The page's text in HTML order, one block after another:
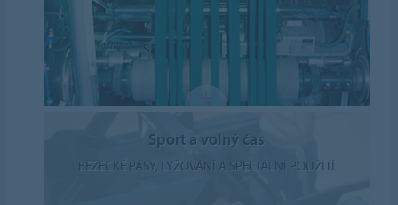
Sport a volný čas
BĚŽECKÉ PÁSY, LYŽOVÁNÍ A SPECIÁLNÍ POUŽITÍ